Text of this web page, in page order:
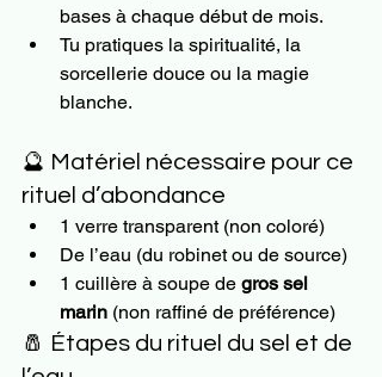
bases à chaque début de mois.
Tu pratiques la spiritualité, la
sorcellerie douce ou la magie
blanche.
🔮 Matériel nécessaire pour ce
rituel d’abondance
1 verre transparent (non coloré)
De l’eau (du robinet ou de source)
1 cuillère à soupe de gros sel
marin (non raffiné de préférence)
🧂 Étapes du rituel du sel et de